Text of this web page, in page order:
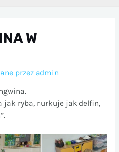
W
przez admin
jak ryba, nurkuje jak delfin,